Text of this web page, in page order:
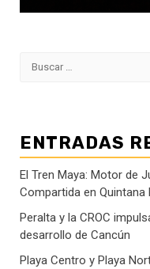
Buscar:
ENTRADAS
El Tren Maya: Motor de
Compartida en Quintana
Peralta y la CROC
desarrollo de Cancún
Playa Centro y Playa